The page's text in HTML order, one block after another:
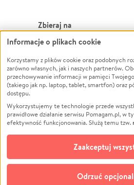
Zbieraj na
Leczenie
Zwierzęta
Pożar
Ukraina
Pomoc Finansowa
Projekty
Pogrzeb
Społeczność lokalna
Kultura
Informacje o plikach cookie
Korzystamy z plików cookie oraz podobnych
zarówno własnych, jak i naszych partnerów.
przechowywanie informacji w pamięci
(takiego jak np. laptop, tablet, smartfon) oraz
dostępu.
Wykorzystujemy te technologie przede
prawidłowe działanie serwisu Pomagam.pl, w
efektywność funkcjonowania. Służą temu tzw.
opcjonalnych plików
technologii do celów analitycznych i
zgodę na ich stosowanie lub jej odmówić. W
możliwość zmiany swoich preferencji na stronie
do której link znajdziesz w stopce serwisu
Odrzuć
Zaakceptuj